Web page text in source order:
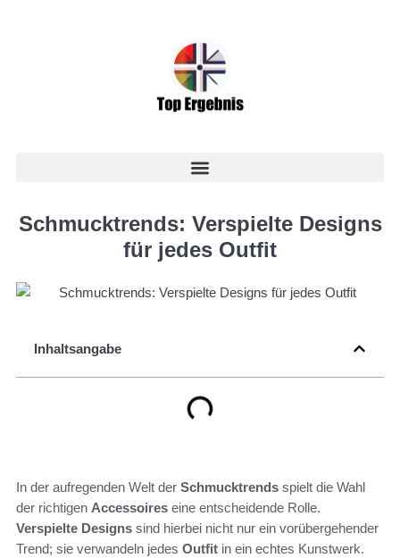
Schmucktrends: Verspielte Designs
für jedes Outfit
Inhaltsangabe
In der aufregenden Welt der Schmucktrends spielt die Wahl
der richtigen Accessoires eine entscheidende Rolle.
Verspielte Designs sind hierbei nicht nur ein vorübergehender
Trend; sie verwandeln jedes Outfit in ein echtes Kunstwerk.